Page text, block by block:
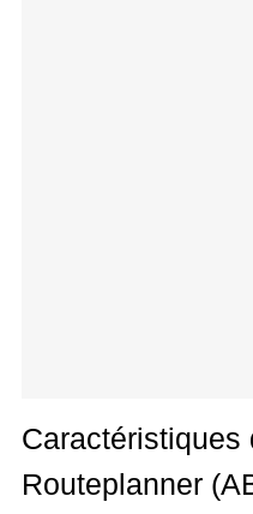
Caractéristiques
Routeplanner